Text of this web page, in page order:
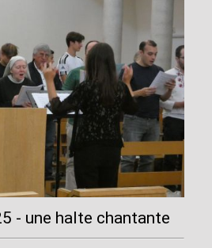
- une halte chantante